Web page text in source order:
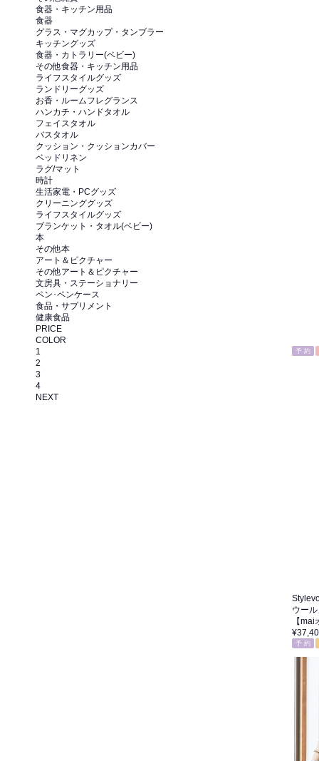
食器・キッチン用品
食器
グラス・マグカップ・タンブラー
キッチングッズ
食器・カトラリー(ベビー)
その他食器・キッチン用品
ライフスタイルグッズ
ランドリーグッズ
お香・ルームフレグランス
ハンカチ・ハンドタオル
フェイスタオル
バスタオル
クッション・クッションカバー
ベッドリネン
ラグ/マット
時計
生活家電・PCグッズ
クリーニンググッズ
ライフスタイルグッズ
ブランケット・タオル(ベビー)
本
その他本
アート＆ピクチャー
その他アート＆ピクチャー
文房具・ステーショナリー
ペン･ペンケース
食品・サプリメント
健康食品
PRICE
COLOR
予 約
ウー
【
予 約
1
2
3
4
NEXT